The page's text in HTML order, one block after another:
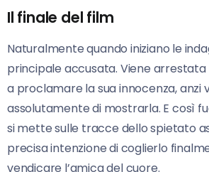
Il finale del film
Naturalmente quando iniziano le
principale accusata. Viene arrestata
a proclamare la sua innocenza, anzi
assolutamente di mostrarla. E così
si mette sulle tracce dello spietato
precisa intenzione di coglierlo
vendicare l’amica del cuore.